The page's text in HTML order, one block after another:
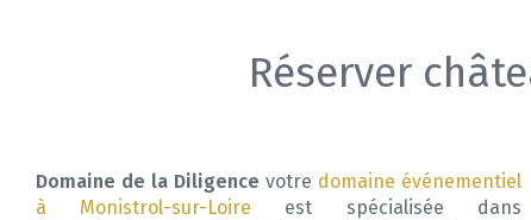
Réserver
Domaine de la Diligence votre domaine événementiel
à Monistrol-sur-Loire est spécialisée dans